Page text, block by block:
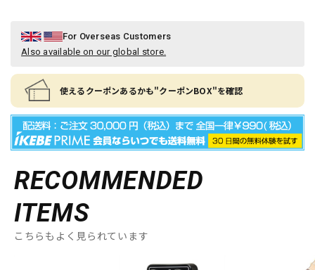
For Overseas Customers
Also available on our global store.
使えるクーポンあるかも"クーポンBOX"を確認
RECOMMENDED
ITEMS
こちらもよく見られています